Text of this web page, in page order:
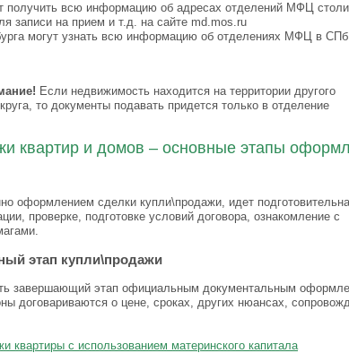
получить всю информацию об адресах отделений МФЦ
записи на прием и т.д. на сайте md.mos.ru
могут узнать всю информацию об отделениях МФЦ в СПб
Если недвижимость находится на территории другого
то документы подавать придется только в отделение
квартир и домов – основные этапы
оформлением сделки купли\продажи, идет
проверке, подготовке условий договора, ознакомление с
этап купли\продажи
завершающий этап официальным документальным
договариваются о цене, сроках, других нюансах,
квартиры с использованием материнского капитала